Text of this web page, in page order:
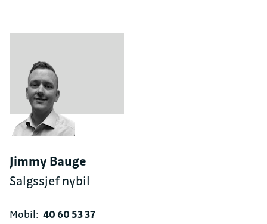
Jimmy Bauge
Salgssjef nybil
Mobil: 40 60 53 37